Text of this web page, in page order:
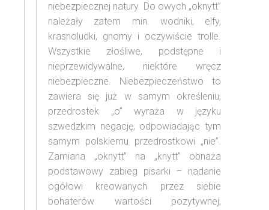
niebezpiecznej natury. Do owych „oknytt”
należały zatem min. wodniki, elfy,
krasnoludki, gnomy i oczywiście trolle.
Wszystkie złośliwe, podstępne i
nieprzewidywalne, niektóre wręcz
niebezpieczne. Niebezpieczeństwo to
zawiera się już w samym określeniu,
przedrostek „o” wyraża w języku
szwedzkim negację, odpowiadając tym
samym polskiemu przedrostkowi „nie”.
Zamiana „oknytt” na „knytt” obnaża
podstawowy zabieg pisarki – nadanie
ogółowi kreowanych przez siebie
bohaterów wartości pozytywnej,